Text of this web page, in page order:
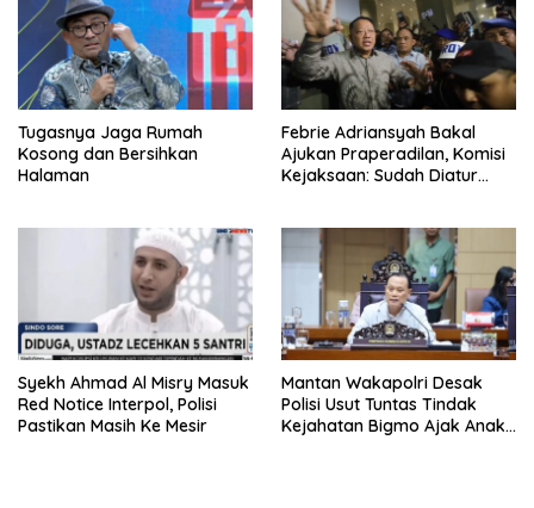
Tugasnya Jaga Rumah
Kosong dan Bersihkan
Halaman
Febrie Adriansyah Bakal
Ajukan Praperadilan, Komisi
Kejaksaan: Sudah Diatur
Syekh Ahmad Al Misry Masuk
Red Notice Interpol, Polisi
Pastikan Masih Ke Mesir
Mantan Wakapolri Desak
Polisi Usut Tuntas Tindak
Kejahatan Bigmo Ajak Anak